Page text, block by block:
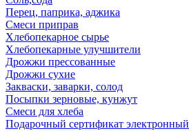
Перец, паприка, аджика
Смеси приправ
Хлебопекарное сырье
Хлебопекарные улучшители
Дрожжи прессованные
Дрожжи сухие
Закваски, заварки, солод
Посыпки зерновые, кунжут
Смеси для хлеба
Подарочный сертификат электронный